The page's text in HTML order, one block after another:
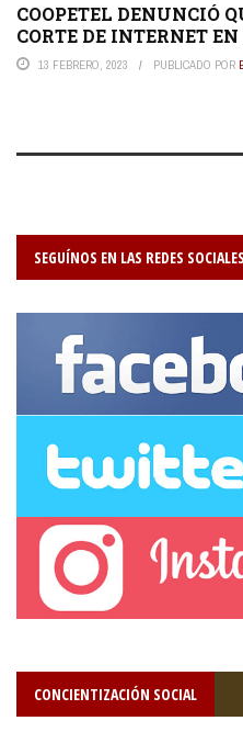
COOPETEL DENUNCIÓ
CORTE DE INTERNET
13 FEBRERO, 2023 PUBLICADO POR
SEGUÍNOS EN LAS REDES SOCIALES
CONCIENTIZACIÓN SOCIAL